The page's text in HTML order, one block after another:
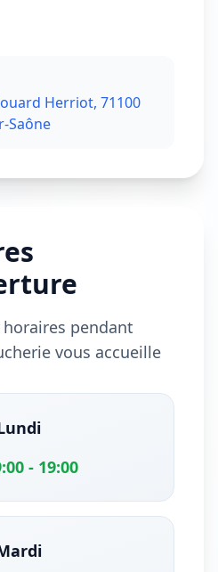
Herriot, 71100
Saône
pendant
vous accueille
- 19:00